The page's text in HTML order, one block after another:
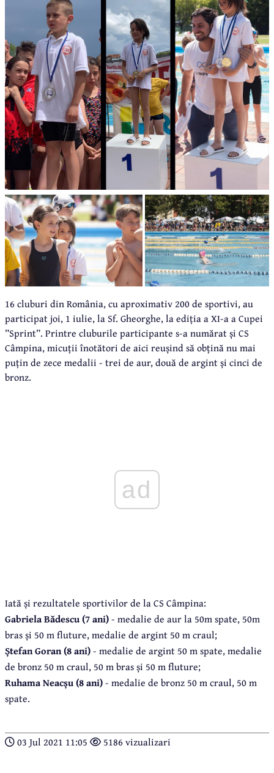
16 cluburi din România, cu aproximativ 200 de sportivi, au
participat joi, 1 iulie, la Sf. Gheorghe, la ediția a XI-a a Cupei
”Sprint”. Printre cluburile participante s-a numărat și CS
Câmpina, micuții înotători de aici reușind să obțină nu mai
puțin de zece medalii - trei de aur, două de argint și cinci de
bronz.
ad
Iată și rezultatele sportivilor de la CS Câmpina:
Gabriela Bădescu (7 ani)- medalie de aur la 50m spate, 50m
bras și 50 m fluture, medalie de argint 50 m craul;
Ștefan Goran (8 ani)- medalie de argint 50 m spate, medalie
de bronz 50 m craul, 50 m bras și 50 m fluture;
Ruhama Neacșu (8 ani)- medalie de bronz 50 m craul, 50 m
spate.
03 Jul 2021 11:05 5186 vizualizari